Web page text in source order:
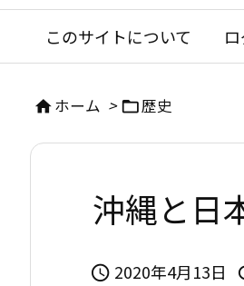
このサイトについて
ホーム > 歴史
沖縄と日
 2020年4月13日